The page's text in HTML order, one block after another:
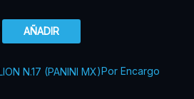
AÑADIR
Por Encargo